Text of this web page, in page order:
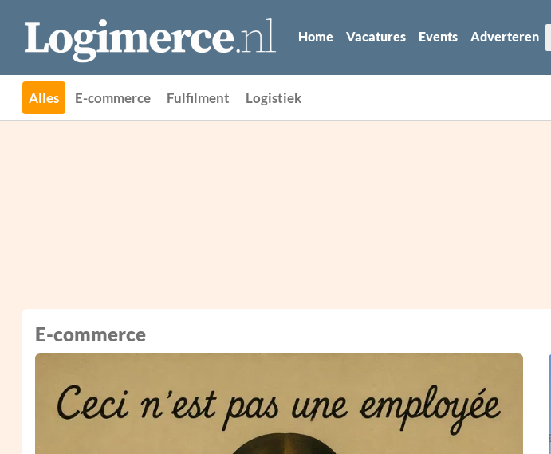
Home Vacatures Events Adverteren
Alles E-commerce Fulfilment Logistiek
E-commerce